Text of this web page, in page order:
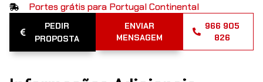
Portes grátis para Portugal Continental
PEDIR
PROPOSTA
ENVIAR
MENSAGEM
966 905
826